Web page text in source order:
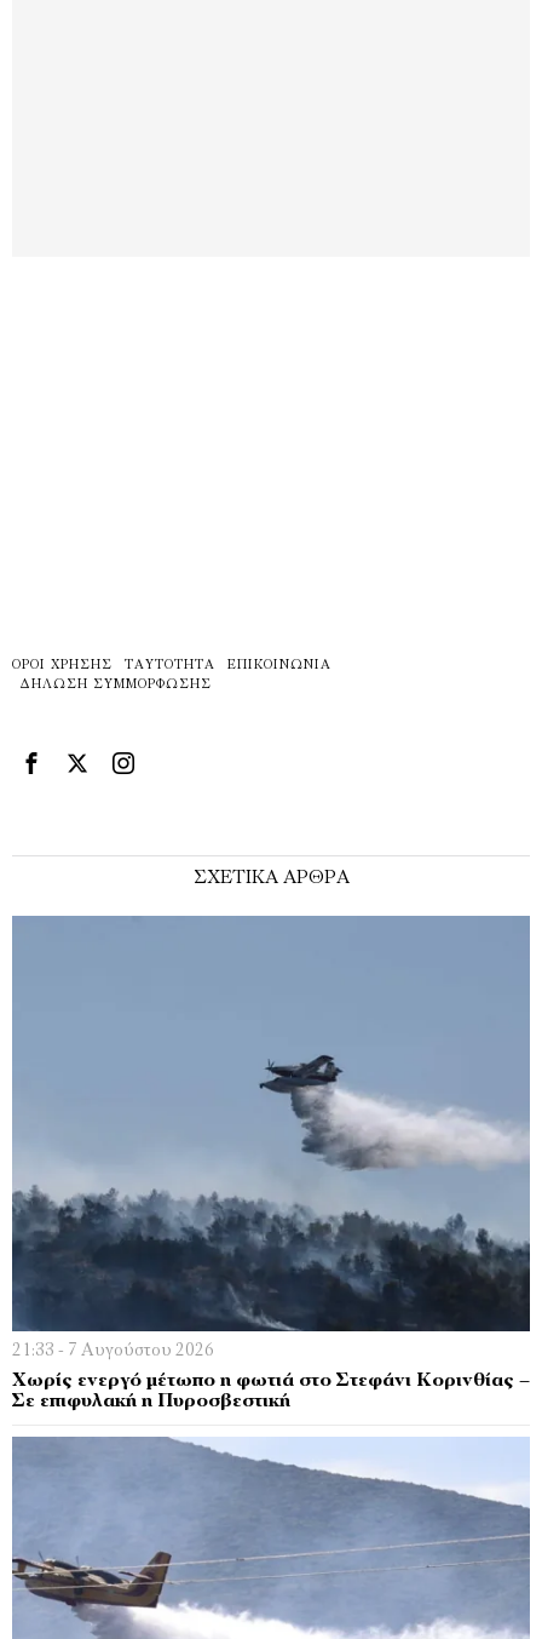
ΌΡΟΙ ΧΡΉΣΗΣ ΤΑΥΤΌΤΗΤΑ
ΕΠΙΚΟΙΝΩΝΊΑ
ΔΉΛΩΣΗ ΣΥΜΜΌΡΦΩΣΗΣ
ΣΧΕΤΙΚΑ ΑΡΘΡΑ
21:33 - 7 Αυγούστου 2026
Χωρίς ενεργό μέτωπο η φωτιά στο Στεφάνι Κορινθίας –
Σε επιφυλακή η Πυροσβεστική